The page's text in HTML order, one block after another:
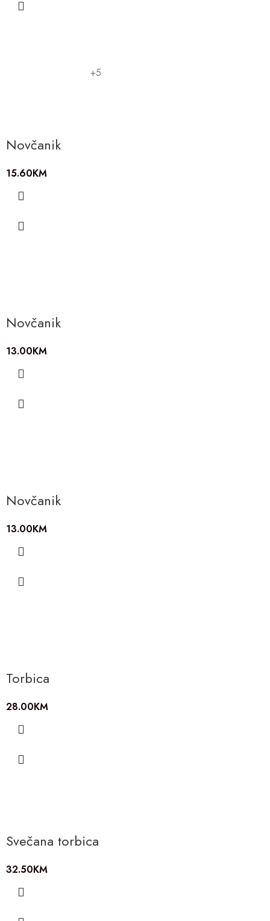
+5
Novčanik
15.60KM
Novčanik
13.00KM
Novčanik
13.00KM
Torbica
28.00KM
Svečana torbica
32.50KM